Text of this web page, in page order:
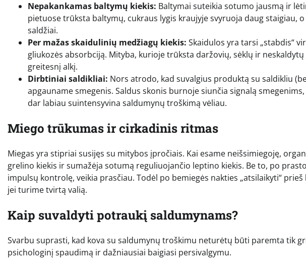
Nepakankamas baltymų kiekis: Baltymai suteikia sotumo jausmą ir
pietuose trūksta baltymų, cukraus lygis kraujyje svyruoja daug staigiau,
saldžiai.
Per mažas skaidulinių medžiagų kiekis: Skaidulos yra tarsi „stabdis“
gliukozės absorbciją. Mityba, kurioje trūksta daržovių, sėklų ir
greitesnį alkį.
Dirbtiniai saldikliai: Nors atrodo, kad suvalgius produktą su saldikliu
apgauname smegenis. Saldus skonis burnoje siunčia signalą
dar labiau suintensyvina saldumynų troškimą vėliau.
Miego trūkumas ir cirkadinis ritmas
Miegas yra stipriai susijęs su mitybos įpročiais. Kai esame neišsimiegoję,
grelino kiekis ir sumažėja sotumą reguliuojančio leptino kiekis. Be to, po
impulsų kontrolę, veikia prasčiau. Todėl po bemiegės nakties „atsilaikyti“
jei turime tvirtą valią.
Kaip suvaldyti potraukį saldumynams?
Svarbu suprasti, kad kova su saldumynų troškimu neturėtų būti paremta tik
psichologinį spaudimą ir dažniausiai baigiasi persivalgymu.